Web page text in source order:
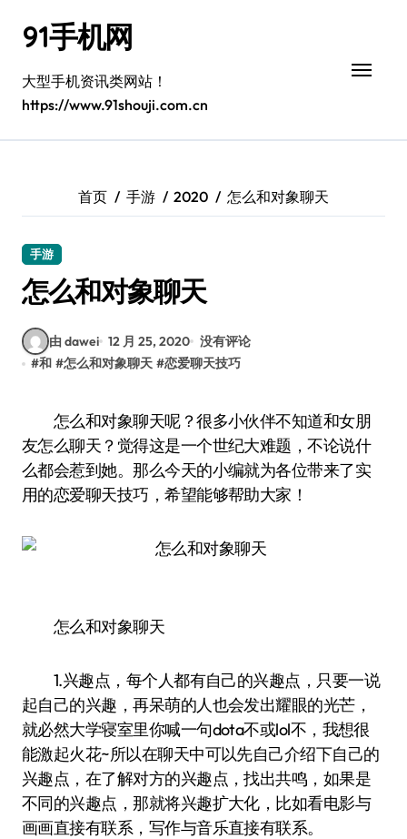
91手机网
大型手机资讯类网站！
https://www.91shouji.com.cn
首页 手游 2020 怎么和对象聊天
手游
怎么和对象聊天
由 dawei 12 月 25, 2020 没有评论
#和 #怎么和对象聊天 #恋爱聊天技巧
怎么和对象聊天呢？很多小伙伴不知道和女朋
友怎么聊天？觉得这是一个世纪大难题，不论说什
么都会惹到她。那么今天的小编就为各位带来了实
用的恋爱聊天技巧，希望能够帮助大家！
怎么和对象聊天
1.兴趣点，每个人都有自己的兴趣点，只要一说
起自己的兴趣，再呆萌的人也会发出耀眼的光芒，
就必然大学寝室里你喊一句dota不或lol不，我想很
能激起火花~所以在聊天中可以先自己介绍下自己的
兴趣点，在了解对方的兴趣点，找出共鸣，如果是
不同的兴趣点，那就将兴趣扩大化，比如看电影与
画画直接有联系，写作与音乐直接有联系。